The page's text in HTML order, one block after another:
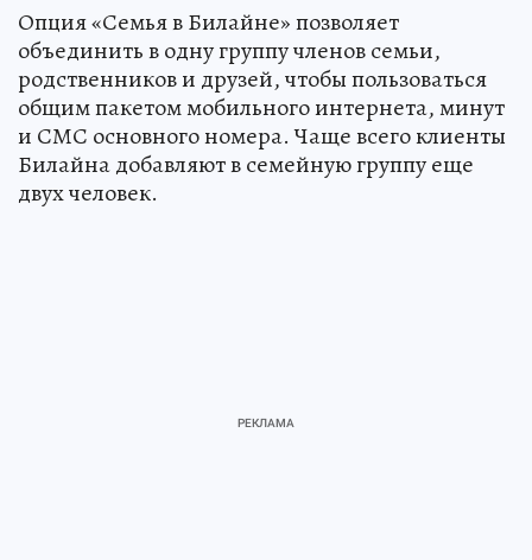
Опция «Семья в Билайне» позволяет
объединить в одну группу членов семьи,
родственников и друзей, чтобы пользоваться
общим пакетом мобильного интернета, минут
и СМС основного номера. Чаще всего клиенты
Билайна добавляют в семейную группу еще
двух человек.